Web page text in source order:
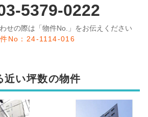
5379-0222
せの際は「物件No.」をお伝えください
No：24-1114-016
近い坪数の物件